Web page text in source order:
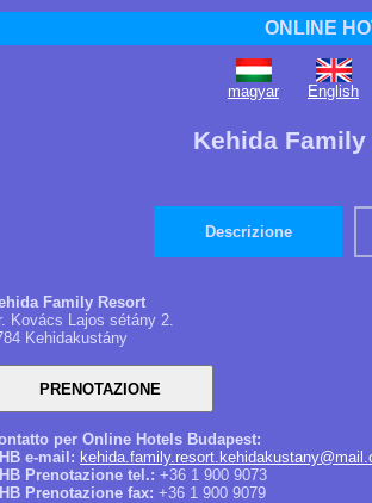
ONLINE
magyar English
Kehida
Descrizione
Family Resort
Kovács Lajos sétány 2.
Kehidakustány
per Online Hotels Budapest:
e-mail:
Prenotazione tel.: +36 1 900 9073
Prenotazione fax: +36 1 900 9079